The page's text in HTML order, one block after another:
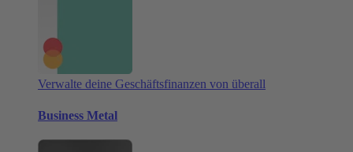
Verwalte deine Geschäftsfinanzen von überall
Business Metal